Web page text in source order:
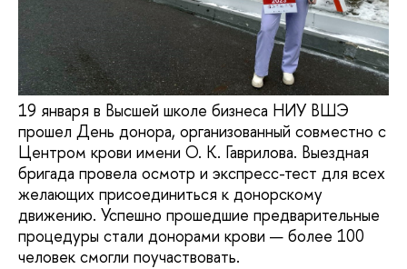
19 января в Высшей школе бизнеса НИУ ВШЭ
прошел День донора, организованный совместно с
Центром крови имени О. К. Гаврилова. Выездная
бригада провела осмотр и экспресс-тест для всех
желающих присоединиться к донорскому
движению. Успешно прошедшие предварительные
процедуры стали донорами крови — более 100
человек смогли поучаствовать.